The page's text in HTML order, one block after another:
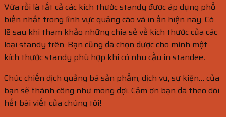
Vừa rồi là tất cả các kích thước standy được áp dụng phổ
biến nhất trong lĩnh vực quảng cáo và in ấn hiện nay. Có
lẽ sau khi tham khảo những chia sẻ về kích thước của các
loại standy trên. Bạn cũng đã chọn được cho mình một
kích thước standy phù hợp khi có nhu cầu in standee.
Chúc chiến dịch quảng bá sản phẩm, dịch vụ, sự kiện… của
bạn sẽ thành công như mong đợi. Cảm ơn bạn đã theo dõi
hết bài viết của chúng tôi!